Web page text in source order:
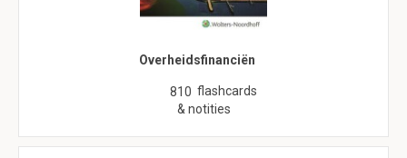
Overheidsfinanciën
810 flashcards
& notities